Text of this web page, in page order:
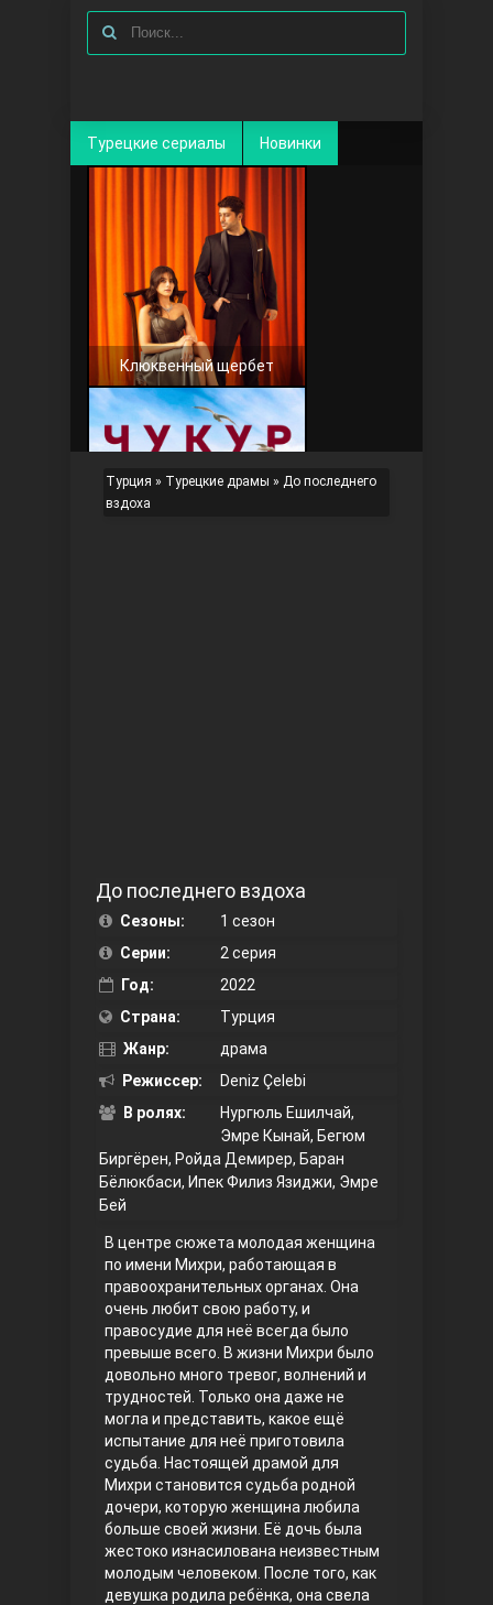
Турецкие сериалы Новинки
Клюквенный щербет
Правосyдие
Любовь напрокат
Воскресший Эртугрул
Турция » Турецкие драмы » До последнего
вздоха
До последнего вздоха
Сезоны:
1 сезон
Серии:
2 серия
Год:
2022
Страна:
Турция
Жанр:
драма
Режиссер:
Deniz Çelebi
В ролях:
Нургюль Ешилчай,
Эмре Кынай, Бегюм
Биргёрен, Ройда Демирер, Баран
Бёлюкбаси, Ипек Филиз Язиджи, Эмре
Бей
В центре сюжета молодая женщина
по имени Михри, работающая в
правоохранительных органах. Она
очень любит свою работу, и
правосудие для неё всегда было
превыше всего. В жизни Михри было
довольно много тревог, волнений и
трудностей. Только она даже не
могла и представить, какое ещё
испытание для неё приготовила
судьба. Настоящей драмой для
Михри становится судьба родной
дочери, которую женщина любила
больше своей жизни. Её дочь была
жестоко изнасилована неизвестным
молодым человеком. После того, как
девушка родила ребёнка, она свела